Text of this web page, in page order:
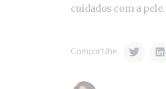
cuidados com a pele.
Compartilhe: